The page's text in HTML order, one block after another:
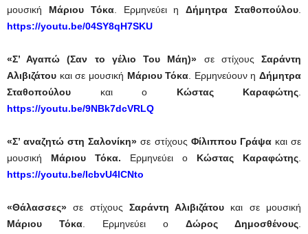
μουσική Μάριου Τόκα. Ερμηνεύει ηΔήμητρα Σταθοπούλου.
https://youtu.be/04SY8qH7SKU
«Σ’ Αγαπώ (Σαν το γέλιο Του Μάη)» σε στίχουςΣαράντη
Αλιβιζάτου και σε μουσική Μάριου Τόκα. Ερμηνεύουν η Δήμητρα
Σταθοπούλου και ο Κώστας Καραφώτης.
https://youtu.be/9NBk7dcVRLQ
«Σ’ αναζητώ στη Σαλονίκη» σε στίχους Φίλιππου Γράψακαι σε
μουσική Μάριου Τόκα. Ερμηνεύει ο Κώστας Καραφώτης.
https://youtu.be/lcbvU4lCNto
«Θάλασσες» σε στίχους Σαράντη Αλιβιζάτου και σε μουσική
Μάριου Τόκα. Ερμηνεύει ο Δώρος Δημοσθένους.